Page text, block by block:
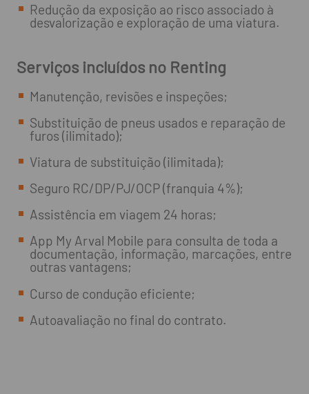
Redução da exposição ao risco associado à
desvalorização e exploração de uma viatura.
Serviços incluídos no Renting
Manutenção, revisões e inspeções;
Substituição de pneus usados e reparação de
furos (ilimitado);
Viatura de substituição (ilimitada);
Seguro RC/DP/PJ/OCP (franquia 4%);
Assistência em viagem 24 horas;
App My Arval Mobile para consulta de toda a
documentação, informação, marcações, entre
outras vantagens;
Curso de condução eficiente;
Autoavaliação no final do contrato.